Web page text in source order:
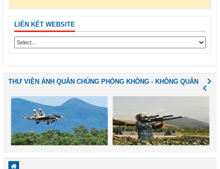
LIÊN KẾT WEBSITE
THƯ VIỆN ẢNH QUÂN CHỦNG PHÒNG KHÔNG - KHÔNG QUÂN